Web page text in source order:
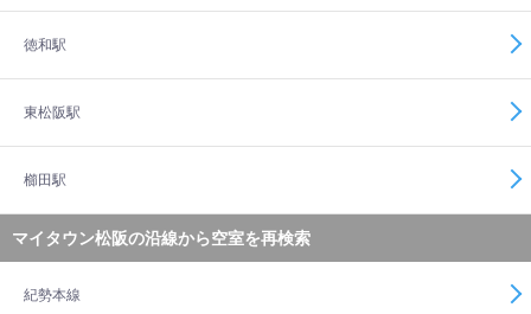
徳和駅
東松阪駅
櫛田駅
マイタウン松阪の沿線から空室を再検索
紀勢本線